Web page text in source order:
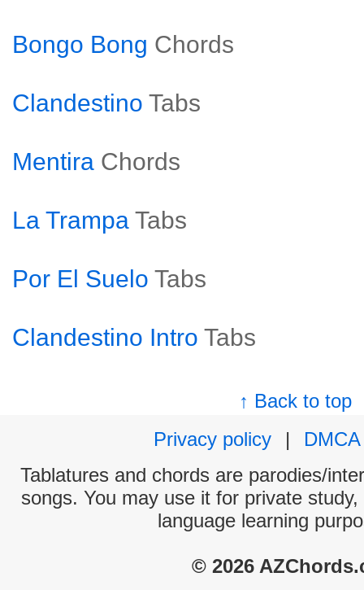
Bongo Bong Chords
Clandestino Tabs
Mentira Chords
La Trampa Tabs
Por El Suelo Tabs
Clandestino Intro Tabs
↑ Back to top
Privacy policy
|
DMCA
Tablatures and chords are parodies/
songs. You may use it for private
language learning
© 2026